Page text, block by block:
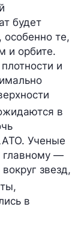
будет
особенно те,
и орбите.
и
в
Ученые
главному —
звезд,
в